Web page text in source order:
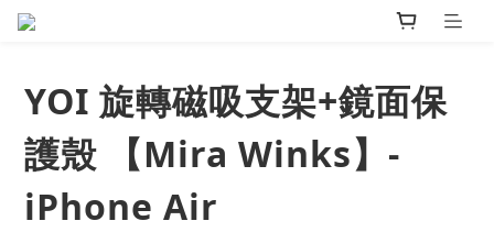
YOI 旋轉磁吸支架+鏡面保
護殼 【Mira Winks】-
iPhone Air